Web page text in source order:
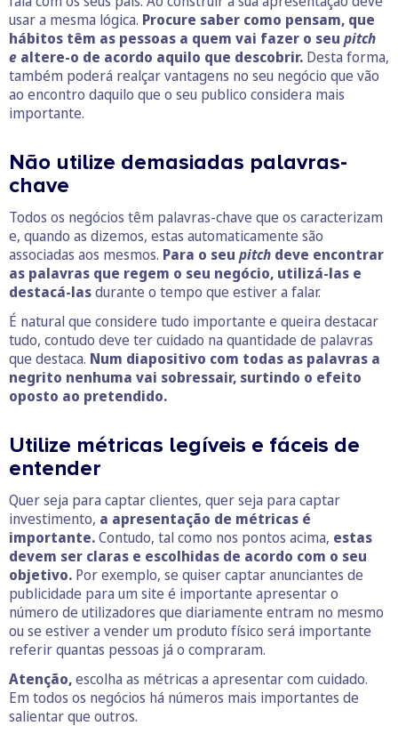
usar a mesma lógica. Procure saber como pensam, que
hábitos têm as pessoas a quem vai fazer o seu pitch
e altere-o de acordo aquilo que descobrir. Desta forma,
também poderá realçar vantagens no seu negócio que vão
ao encontro daquilo que o seu publico considera mais
importante.
Não utilize demasiadas palavras-
chave
Todos os negócios têm palavras-chave que os caracterizam
e, quando as dizemos, estas automaticamente são
associadas aos mesmos. Para o seu pitch deve encontrar
as palavras que regem o seu negócio, utilizá-las e
destacá-lasdurante o tempo que estiver a falar.
É natural que considere tudo importante e queira destacar
tudo, contudo deve ter cuidado na quantidade de palavras
que destaca. Num diapositivo com todas as palavras a
negrito nenhuma vai sobressair, surtindo o efeito
oposto ao pretendido.
Utilize métricas legíveis e fáceis de
entender
Quer seja para captar clientes, quer seja para captar
investimento, a apresentação de métricas é
importante.Contudo, tal como nos pontos acima, estas
devem ser claras e escolhidas de acordo com o seu
objetivo. Por exemplo, se quiser captar anunciantes de
publicidade para um site é importante apresentar o
número de utilizadores que diariamente entram no mesmo
ou se estiver a vender um produto físico será importante
referir quantas pessoas já o compraram.
Atenção,escolha as métricas a apresentar com cuidado.
Em todos os negócios há números mais importantes de
salientar que outros.